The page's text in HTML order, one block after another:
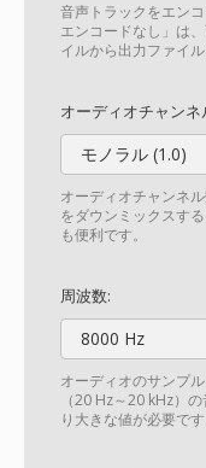
音声トラックをエン
エンコードなし」は
イルから出力ファイ
オーディオチャンネ
モノラル (1.0)
オーディオチャンネ
をダウンミックスす
も便利です。
周波数:
8000 Hz
オーディオのサンプ
（20 Hz～20 kHz）
り大きな値が必要で